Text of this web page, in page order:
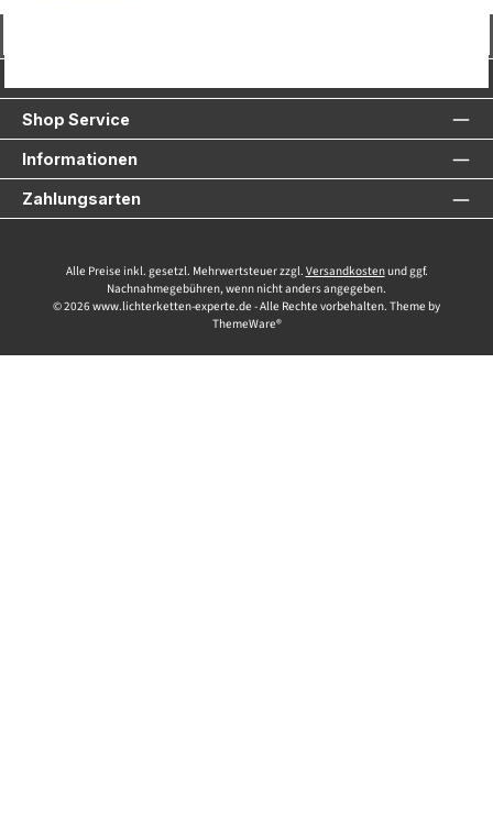
Shop Service
Informationen
Zahlungsarten
Alle Preise inkl. gesetzl. Mehrwertsteuer zzgl. Versandkostenund ggf.
Nachnahmegebühren, wenn nicht anders angegeben.
© 2026 www.lichterketten-experte.de - Alle Rechte vorbehalten. Theme by
ThemeWare®